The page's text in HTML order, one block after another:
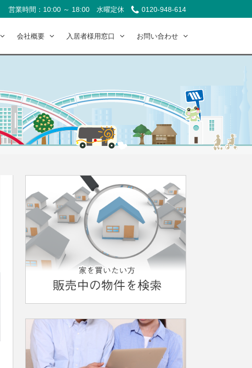
営業時間：10:00 ～ 18:00 水曜定休 0120-948-614
会社概要 入居者様用窓口 お問い合わせ